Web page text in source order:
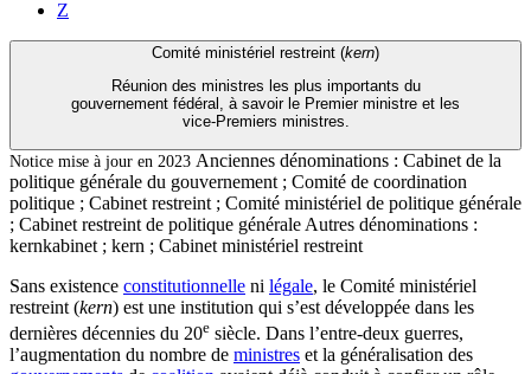
Z
Comité ministériel restreint (kern)
Réunion des ministres les plus importants du
gouvernement fédéral, à savoir le Premier ministre et les
vice-Premiers ministres.
Notice mise à jour en 2023 Anciennes dénominations : Cabinet de la
politique générale du gouvernement ; Comité de coordination
politique ; Cabinet restreint ; Comité ministériel de politique générale
; Cabinet restreint de politique générale Autres dénominations :
kernkabinet ; kern ; Cabinet ministériel restreint
Sans existence constitutionnelle ni légale, le Comité ministériel
restreint (kern) est une institution qui s’est développée dans les
dernières décennies du 20e siècle. Dans l’entre-deux guerres,
l’augmentation du nombre de ministres et la généralisation des